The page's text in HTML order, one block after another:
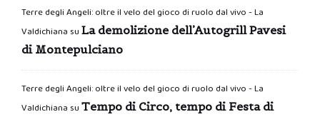
Terre degli Angeli: oltre il velo del gioco di ruolo dal vivo - La
Valdichiana su La demolizione dell’Autogrill Pavesi
di Montepulciano
Terre degli Angeli: oltre il velo del gioco di ruolo dal vivo - La
Valdichiana su Tempo di Circo, tempo di Festa di